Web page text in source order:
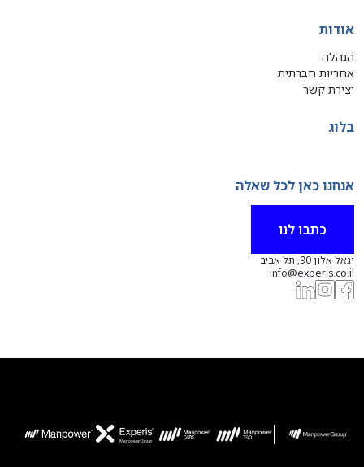
אודות
הנהלה
אחריות חברתית
יצירת קשר
בלוג
אנחנו כאן לכל שאלה
כתבו לנו
יגאל אלון 90, תל אביב
info@experis.co.il